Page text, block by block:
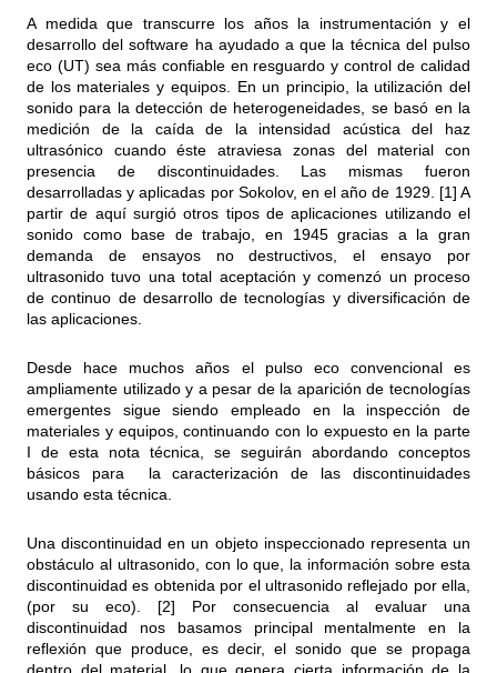
A medida que transcurre los años la instrumentación y el
desarrollo del software ha ayudado a que la técnica del pulso
eco (UT) sea más confiable en resguardo y control de calidad
de los materiales y equipos. En un principio, la utilización del
sonido para la detección de heterogeneidades, se basó en la
medición de la caída de la intensidad acústica del haz
ultrasónico cuando éste atraviesa zonas del material con
presencia de discontinuidades. Las mismas fueron
desarrolladas y aplicadas por Sokolov, en el año de 1929. [1] A
partir de aquí surgió otros tipos de aplicaciones utilizando el
sonido como base de trabajo, en 1945 gracias a la gran
demanda de ensayos no destructivos, el ensayo por
ultrasonido tuvo una total aceptación y comenzó un proceso
de continuo de desarrollo de tecnologías y diversificación de
las aplicaciones.
Desde hace muchos años el pulso eco convencional es
ampliamente utilizado y a pesar de la aparición de tecnologías
emergentes sigue siendo empleado en la inspección de
materiales y equipos, continuando con lo expuesto en la parte
I de esta nota técnica, se seguirán abordando conceptos
básicos para la caracterización de las discontinuidades
usando esta técnica.
Una discontinuidad en un objeto inspeccionado representa un
obstáculo al ultrasonido, con lo que, la información sobre esta
discontinuidad es obtenida por el ultrasonido reflejado por ella,
(por su eco). [2] Por consecuencia al evaluar una
discontinuidad nos basamos principal mentalmente en la
reflexión que produce, es decir, el sonido que se propaga